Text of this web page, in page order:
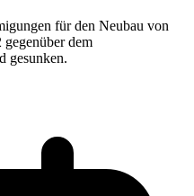
für den Neubau von
dem
gesunken.